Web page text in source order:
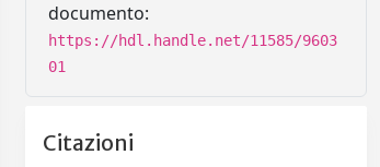
documento:
https://hdl.handle.net/11585/9603
01
Citazioni